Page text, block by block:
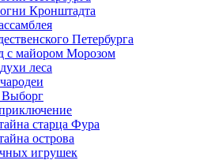
Кронштадта
Петербурга
с майором Морозом
леса
старца Фура
острова
игрушек